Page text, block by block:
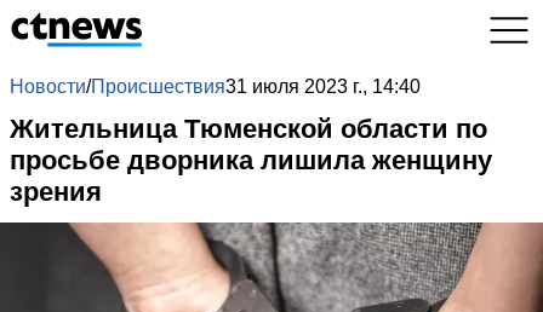
Новости/Происшествия31 июля 2023 г., 14:40
Жительница Тюменской области по
просьбе дворника лишила женщину
зрения